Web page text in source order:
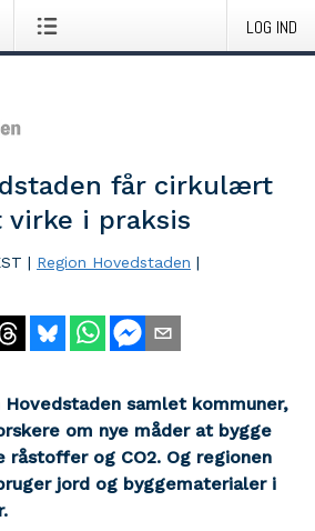
LOG IND
får cirkulært
i praksis
| Region Hovedstaden |
Hovedstaden samlet kommuner,
om nye måder at bygge
råstoffer og CO2. Og regionen
jord og byggematerialer i